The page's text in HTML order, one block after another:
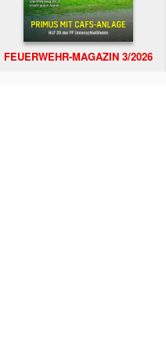
FEUERWEHR-MAGAZIN 3/2026